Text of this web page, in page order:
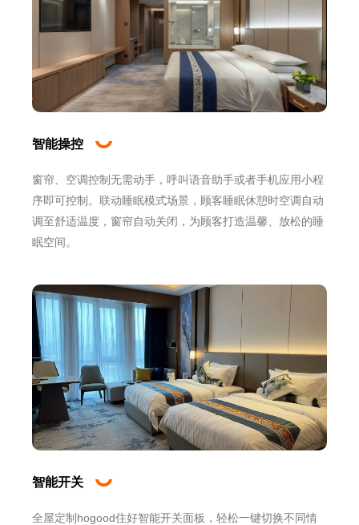
智能操控
窗帘、空调控制无需动手，呼叫语音助手或者手机应用小程
序即可控制。联动睡眠模式场景，顾客睡眠休憩时空调自动
调至舒适温度，窗帘自动关闭，为顾客打造温馨、放松的睡
眠空间。
智能开关
全屋定制hogood住好智能开关面板，轻松一键切换不同情